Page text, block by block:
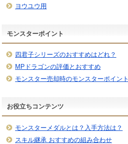
ヨウユウ用
モンスターポイント
四君子シリーズのおすすめはどれ？
MPドラゴンの評価とおすすめ
モンスター売却時のモンスターポイント
お役立ちコンテンツ
モンスターメダルとは？入手方法は？
スキル継承 おすすめの組み合わせ